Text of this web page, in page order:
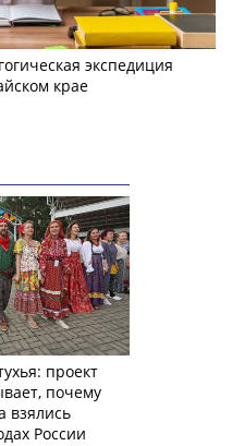
экспедиция
крае
проект
почему
взялись
России